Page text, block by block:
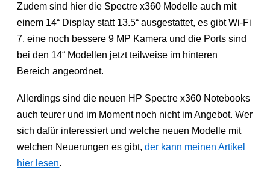
Zudem sind hier die Spectre x360 Modelle auch mit
einem 14“ Display statt 13.5“ ausgestattet, es gibt Wi-Fi
7, eine noch bessere 9 MP Kamera und die Ports sind
bei den 14“ Modellen jetzt teilweise im hinteren
Bereich angeordnet.
Allerdings sind die neuen HP Spectre x360 Notebooks
auch teurer und im Moment noch nicht im Angebot. Wer
sich dafür interessiert und welche neuen Modelle mit
welchen Neuerungen es gibt,der kann meinen Artikel
hier lesen.